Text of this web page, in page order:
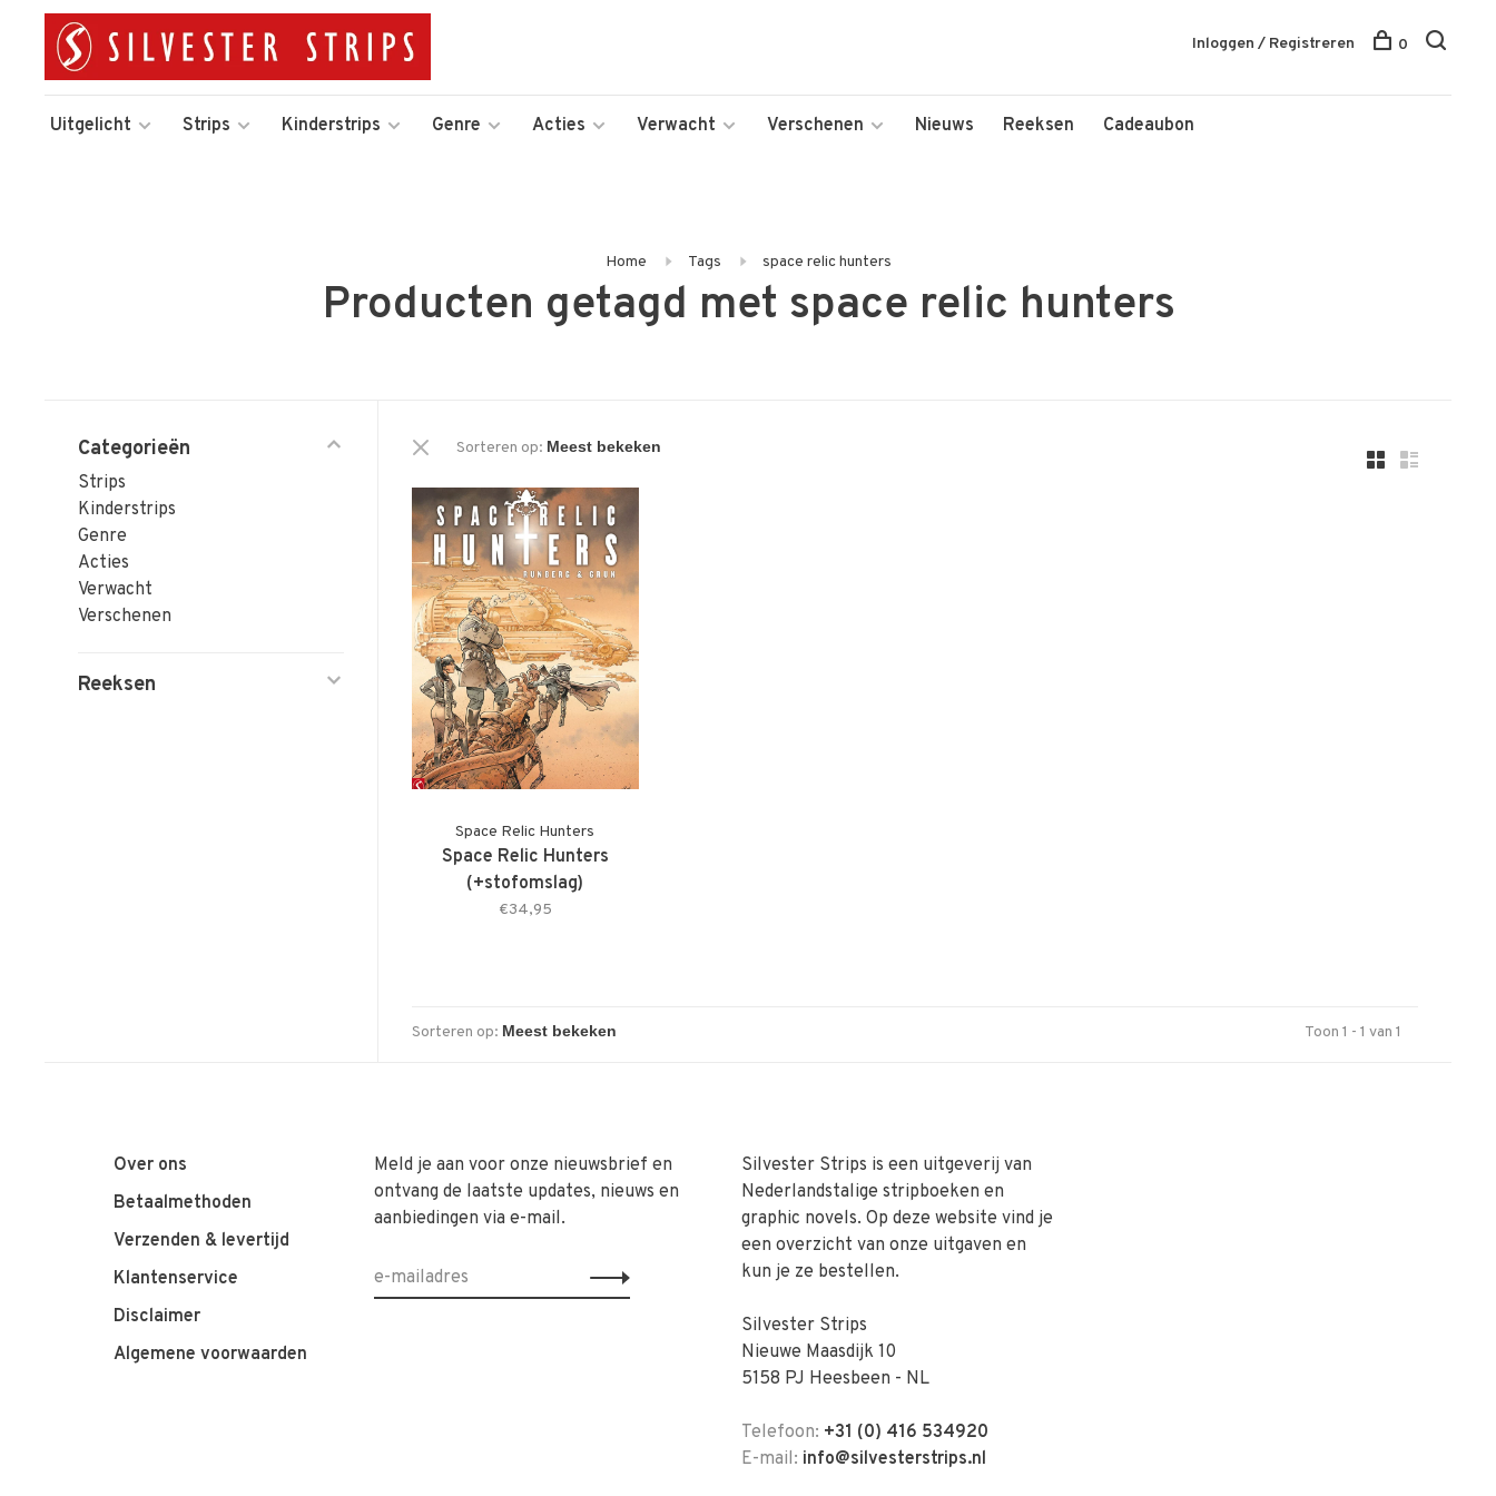
Uitgelicht Strips Kinderstrips Genre Acties Verwacht Verschenen Nieuws Reeksen Cadeaubon
Inloggen / Registreren 0
Home Tags space relic hunters
Producten getagd met space relic hunters
Categorieën
Strips
Kinderstrips
Genre
Acties
Verwacht
Verschenen
Reeksen
Sorteren op:
Space Relic Hunters
Space Relic Hunters
(+stofomslag)
€34,95
Sorteren op: Toon 1 - 1 van 1
Over ons
Betaalmethoden
Verzenden & levertijd
Klantenservice
Disclaimer
Algemene voorwaarden
Meld je aan voor onze nieuwsbrief en
ontvang de laatste updates, nieuws en
aanbiedingen via e-mail.
Silvester Strips is een uitgeverij van
Nederlandstalige stripboeken en
graphic novels. Op deze website vind je
een overzicht van onze uitgaven en
kun je ze bestellen.
Silvester Strips
Nieuwe Maasdijk 10
5158 PJ Heesbeen - NL
Telefoon: +31 (0) 416 534920
E-mail: info@silvesterstrips.nl